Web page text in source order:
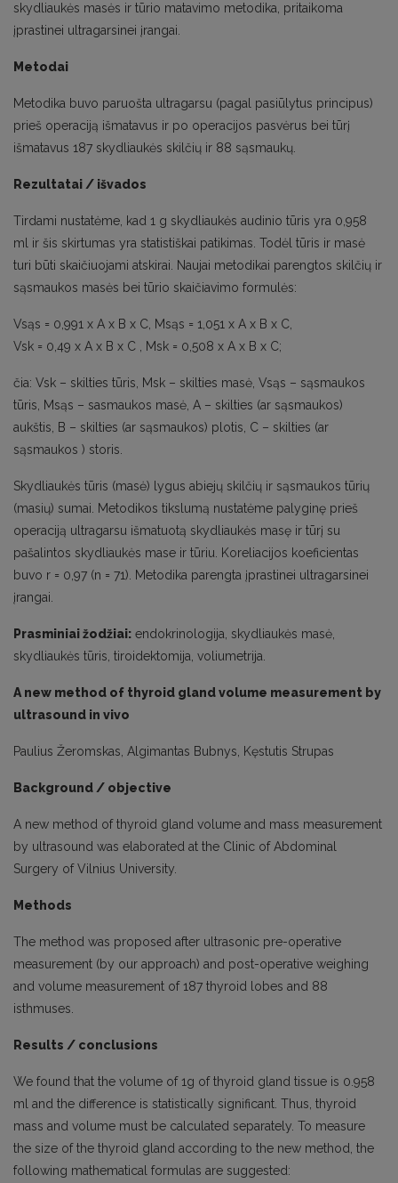
skydliaukės masės ir tūrio matavimo metodika, pritaikoma
įprastinei ultragarsinei įrangai.
Metodai
Metodika buvo paruošta ultragarsu (pagal pasiūlytus principus)
prieš operaciją išmatavus ir po operacijos pasvėrus bei tūrį
išmatavus 187 skydliaukės skilčių ir 88 sąsmaukų.
Rezultatai / išvados
Tirdami nustatėme, kad 1 g skydliaukės audinio tūris yra 0,958
ml ir šis skirtumas yra statistiškai patikimas. Todėl tūris ir masė
turi būti skaičiuojami atskirai. Naujai metodikai parengtos skilčių ir
sąsmaukos masės bei tūrio skaičiavimo formulės:
Vsąs = 0,991 x A x B x C, Msąs = 1,051 x A x B x C,
Vsk = 0,49 x A x B x C , Msk = 0,508 x A x B x C;
čia: Vsk – skilties tūris, Msk – skilties masė, Vsąs – sąsmaukos
tūris, Msąs – sasmaukos masė, A – skilties (ar sąsmaukos)
aukštis, B – skilties (ar sąsmaukos) plotis, C – skilties (ar
sąsmaukos ) storis.
Skydliaukės tūris (masė) lygus abiejų skilčių ir sąsmaukos tūrių
(masių) sumai. Metodikos tikslumą nustatėme palyginę prieš
operaciją ultragarsu išmatuotą skydliaukės masę ir tūrį su
pašalintos skydliaukės mase ir tūriu. Koreliacijos koeficientas
buvo r = 0,97 (n = 71). Metodika parengta įprastinei ultragarsinei
įrangai.
Prasminiai žodžiai: endokrinologija, skydliaukės masė,
skydliaukės tūris, tiroidektomija, voliumetrija.
A new method of thyroid gland volume measurement by
ultrasound in vivo
Paulius Žeromskas, Algimantas Bubnys, Kęstutis Strupas
Background / objective
A new method of thyroid gland volume and mass measurement
by ultrasound was elaborated at the Clinic of Abdominal
Surgery of Vilnius University.
Methods
The method was proposed after ultrasonic pre-operative
measurement (by our approach) and post-operative weighing
and volume measurement of 187 thyroid lobes and 88
isthmuses.
Results / conclusions
We found that the volume of 1g of thyroid gland tissue is 0.958
ml and the difference is statistically significant. Thus, thyroid
mass and volume must be calculated separately. To measure
the size of the thyroid gland according to the new method, the
following mathematical formulas are suggested: